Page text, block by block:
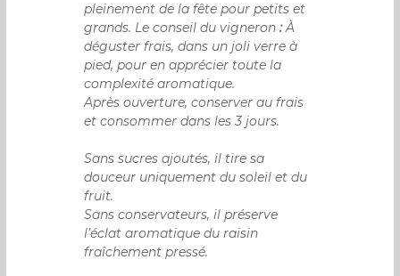
pleinement de la fête pour petits et
grands. Le conseil du vigneron:À
déguster frais, dans un joli verre à
pied, pour en apprécier toute la
complexité aromatique.
Après ouverture, conserver au frais
et consommer dans les 3 jours.
Sans sucres ajoutés, il tire sa
douceur uniquement du soleil et du
fruit.
Sans conservateurs, il préserve
l’éclat aromatique du raisin
fraîchement pressé.